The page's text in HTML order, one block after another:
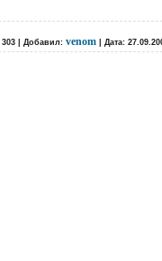
303 Добавил: venom Дата: